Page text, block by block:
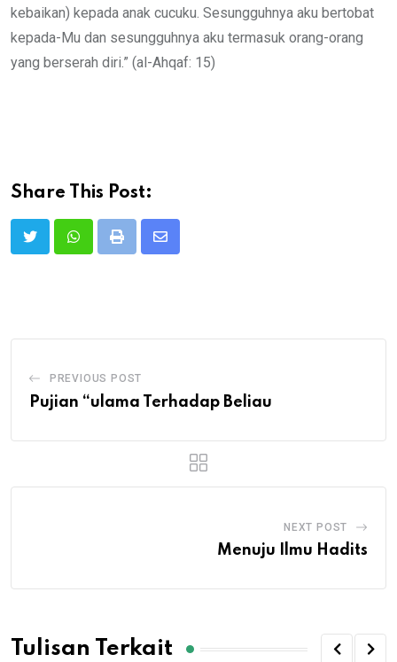
kebaikan) kepada anak cucuku. Sesungguhnya aku bertobat
kepada-Mu dan sesungguhnya aku termasuk orang-orang
yang berserah diri.” (al-Ahqaf: 15)
Share This Post:
Print
Share
PREVIOUS POST
Pujian “ulama Terhadap Beliau
NEXT POST
Menuju Ilmu Hadits
Tulisan Terkait